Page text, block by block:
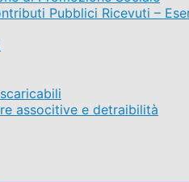
Pubblici Ricevuti –
associtive e detraibilità